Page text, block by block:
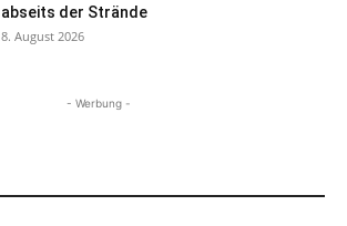
abseits der Strände
8. August 2026
- Werbung -